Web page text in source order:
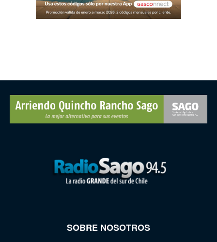
SOBRE NOSOTROS